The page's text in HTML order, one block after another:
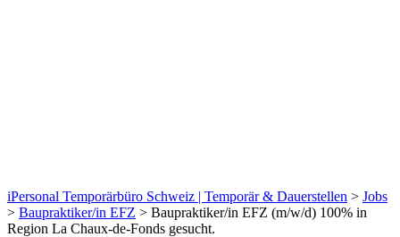
iPersonal Temporärbüro Schweiz | Temporär & Dauerstellen > Jobs
> Baupraktiker/in EFZ > Baupraktiker/in EFZ (m/w/d) 100% in
Region La Chaux-de-Fonds gesucht.